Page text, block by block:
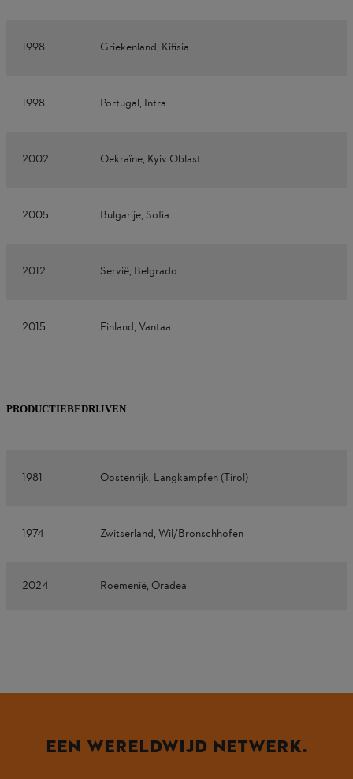
1998 Griekenland, Kifisia
1998 Portugal, Intra
2002 Oekraïne, Kyiv Oblast
2005 Bulgarije, Sofia
2012 Servië, Belgrado
2015 Finland, Vantaa
PRODUCTIEBEDRIJVEN
1981 Oostenrijk, Langkampfen (Tirol)
1974 Zwitserland, Wil/Bronschhofen
2024 Roemenië, Oradea
EEN WERELDWIJD NETWERK.